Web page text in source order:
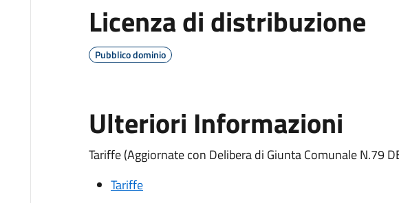
Licenza di distribuzione
Pubblico dominio
Ulteriori Informazioni
Tariffe (Aggiornate con Delibera di Giunta Comunale N.79
Tariffe